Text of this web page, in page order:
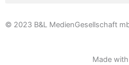
© 2023 B&L MedienGesellschaft
Made